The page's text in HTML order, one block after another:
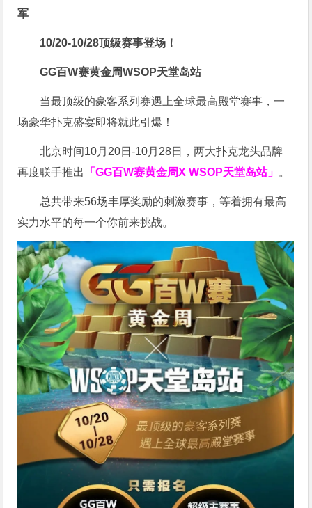
军
10/20-10/28顶级赛事登场！
GG百W赛黄金周WSOP天堂岛站
当最顶级的豪客系列赛遇上全球最高殿堂赛事，一
场豪华扑克盛宴即将就此引爆！
北京时间10月20日-10月28日，两大扑克龙头品牌
再度联手推出
「GG百W赛黄金周X WSOP天堂岛站」 。
总共带来56场丰厚奖励的刺激赛事，等着拥有最高
实力水平的每一个你前来挑战。